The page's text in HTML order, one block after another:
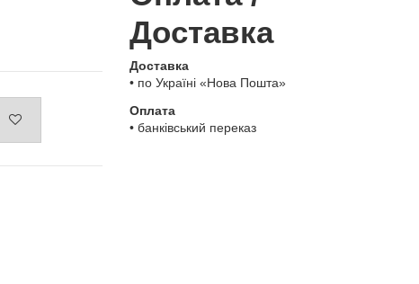
Доставка
Доставка
• по Україні «Нова Пошта»
Оплата
• банківський переказ